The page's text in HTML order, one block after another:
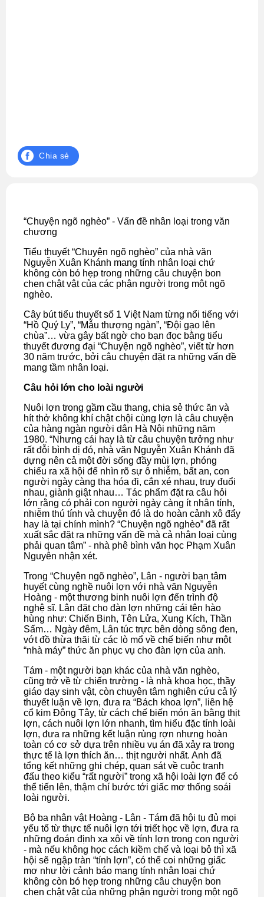
Chia sẻ
“Chuyện ngõ nghèo” - Vấn đề nhân loại trong văn
chương
Tiểu thuyết “Chuyện ngõ nghèo” của nhà văn
Nguyễn Xuân Khánh mang tính nhân loại chứ
không còn bó hẹp trong những câu chuyện bon
chen chật vật của các phận người trong một ngõ
nghèo.
Cây bút tiểu thuyết số 1 Việt Nam từng nổi tiếng với
“Hồ Quý Ly”, “Mẫu thượng ngàn”, “Đội gạo lên
chùa”… vừa gây bất ngờ cho bạn đọc bằng tiểu
thuyết đương đại “Chuyện ngõ nghèo”, viết từ hơn
30 năm trước, bởi câu chuyện đặt ra những vấn đề
mang tầm nhân loại.
Câu hỏi lớn cho loài người
Nuôi lợn trong gầm cầu thang, chia sẻ thức ăn và
hít thở không khí chật chội cùng lợn là câu chuyện
của hàng ngàn người dân Hà Nội những năm
1980. “Nhưng cái hay là từ câu chuyện tưởng như
rất đỗi bình dị đó, nhà văn Nguyễn Xuân Khánh đã
dựng nên cả một đời sống đầy mùi lợn, phóng
chiếu ra xã hội để nhìn rõ sự ô nhiễm, bất an, con
người ngày càng tha hóa đi, cắn xé nhau, truy đuổi
nhau, giành giật nhau… Tác phẩm đặt ra câu hỏi
lớn rằng có phải con người ngày càng ít nhân tính,
nhiễm thú tính và chuyện đó là do hoàn cảnh xô đẩy
hay là tại chính mình? “Chuyện ngõ nghèo” đã rất
xuất sắc đặt ra những vấn đề mà cả nhân loại cùng
phải quan tâm” - nhà phê bình văn học Phạm Xuân
Nguyên nhận xét.
Trong “Chuyện ngõ nghèo”, Lân - người bạn tâm
huyết cùng nghề nuôi lợn với nhà văn Nguyễn
Hoàng - một thương binh nuôi lợn đến trình độ
nghệ sĩ. Lân đặt cho đàn lợn những cái tên hào
hùng như: Chiến Binh, Tên Lửa, Xung Kích, Thần
Sấm… Ngày đêm, Lân túc trực bên dòng sông đen,
vớt đồ thừa thãi từ các lò mổ về chế biến như một
“nhà máy” thức ăn phục vụ cho đàn lợn của anh.
Tám - một người bạn khác của nhà văn nghèo,
cũng trở về từ chiến trường - là nhà khoa học, thầy
giáo dạy sinh vật, còn chuyên tâm nghiên cứu cả lý
thuyết luận về lợn, đưa ra “Bách khoa lợn”, liên hệ
cổ kim Đông Tây, từ cách chế biến món ăn bằng thịt
lợn, cách nuôi lợn lớn nhanh, tìm hiểu đặc tính loài
lợn, đưa ra những kết luận rùng rợn nhưng hoàn
toàn có cơ sở dựa trên nhiều vụ án đã xảy ra trong
thực tế là lợn thích ăn… thịt người nhất. Anh đã
tổng kết những ghi chép, quan sát về cuộc tranh
đấu theo kiểu “rất người” trong xã hội loài lợn để có
thể tiến lên, thậm chí bước tới giấc mơ thống soái
loài người.
Bộ ba nhân vật Hoàng - Lân - Tám đã hội tụ đủ mọi
yếu tố từ thực tế nuôi lợn tới triết học về lợn, đưa ra
những đoán định xa xôi về tính lợn trong con người
- mà nếu không học cách kiềm chế và loại bỏ thì xã
hội sẽ ngập tràn “tính lợn”, có thể coi những giấc
mơ như lời cảnh báo mang tính nhân loại chứ
không còn bó hẹp trong những câu chuyện bon
chen chật vật của những phận người trong một ngõ